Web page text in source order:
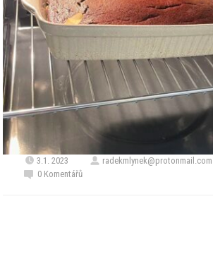
3.1. 2023
radekmlynek@protonmail.com
0 Komentářů